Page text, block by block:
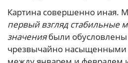
Картина совершенно иная.
первый взгляд стабильные
значениябыли
чрезвычайно